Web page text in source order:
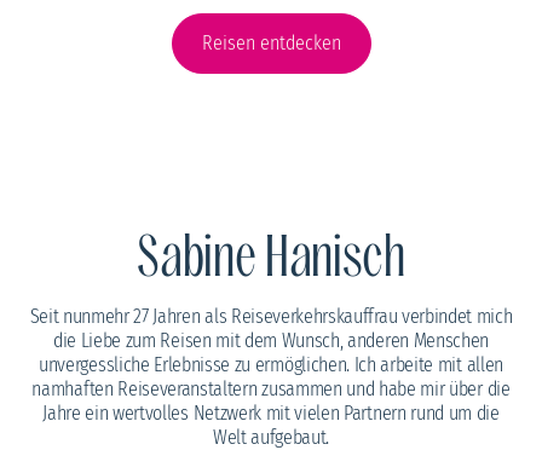
Reisen entdecken
Sabine Hanisch
Seit nunmehr 27 Jahren als Reiseverkehrskauffrau verbindet mich
die Liebe zum Reisen mit dem Wunsch, anderen Menschen
unvergessliche Erlebnisse zu ermöglichen. Ich arbeite mit allen
namhaften Reiseveranstaltern zusammen und habe mir über die
Jahre ein wertvolles Netzwerk mit vielen Partnern rund um die
Welt aufgebaut.